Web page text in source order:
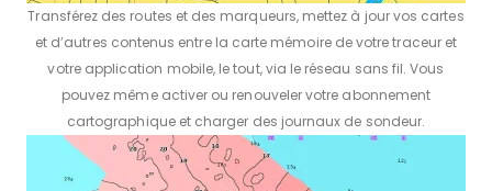
Transférez des routes et des marqueurs, mettez à jour vos cartes
et d’autres contenus entre la carte mémoire de votre traceur et
votre application mobile, le tout, via le réseau sans fil. Vous
pouvez même activer ou renouveler votre abonnement
cartographique et charger des journaux de sondeur.